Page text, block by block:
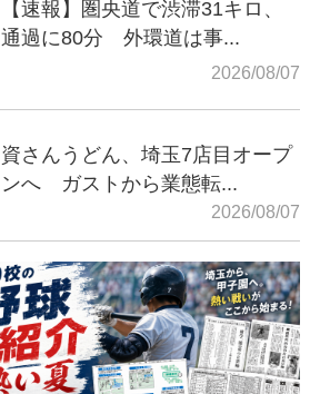
【速報】圏央道で渋滞31キロ、
通過に80分 外環道は事...
2026/08/07
資さんうどん、埼玉7店目オープ
ンへ ガストから業態転...
2026/08/07